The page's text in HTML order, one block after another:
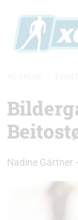
Nadine Gärtner -